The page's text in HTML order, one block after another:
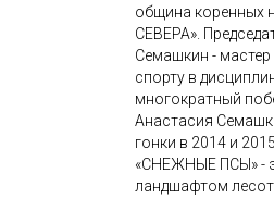
община коренных
СЕВЕРА».
Семашкин -
спорту в
многократный
Анастасия
гонки в 2014 и
«СНЕЖНЫЕ ПСЫ» -
ландшафтом